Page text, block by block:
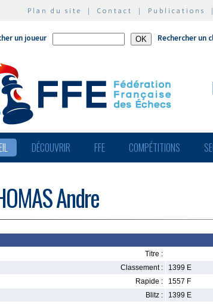
Plan du site | Contact | Publications
un joueur Rechercher un
DÉCOUVRIR FFE COMPÉTITIONS
Andre
Titre :
Classement :
1399 E
Rapide :
1557 F
Blitz :
1399 E